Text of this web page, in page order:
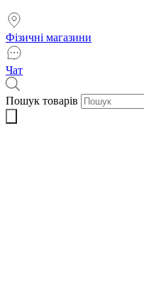
Фізичні магазини
Чат
Пошук товарів